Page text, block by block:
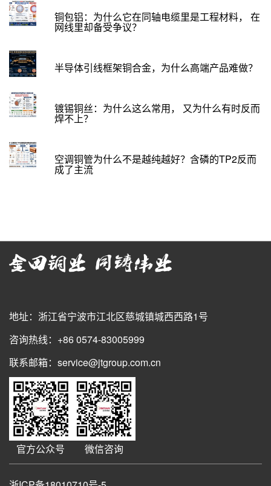
铜包铝：为什么它在同轴电缆里是工程材料， 在
网线里却备受争议？
半导体引线框架铜合金，为什么高端产品难做？
镀锡铜丝：为什么这么常用， 又为什么有时反而
焊不上？
空调铜管为什么不是越纯越好？含磷的TP2反而
成了主流
地址：浙江省宁波市江北区慈城镇城西西路1号
咨询热线：+86 0574-83005999
联系邮箱：service@jtgroup.com.cn
官方公众号 微信咨询